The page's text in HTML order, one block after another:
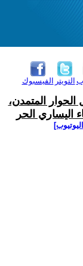
الفيسبوك التويتر
الحوار المتمدن،
اليساري الحر